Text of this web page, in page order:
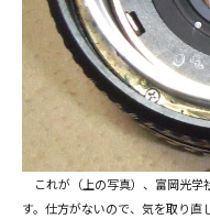
これが（上の写真）、富岡光学
す。仕方がないので、気を取り直